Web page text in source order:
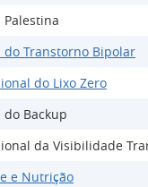
Palestina
Transtorno Bipolar
do Lixo Zero
Backup
da Visibilidade
e Nutrição